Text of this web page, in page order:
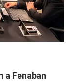
a Fenaban